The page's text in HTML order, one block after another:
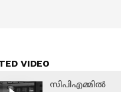
VIDEO
സിപിഎമ്മിൽ